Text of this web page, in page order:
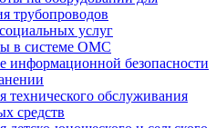
трубопроводов
услуг
в системе ОМС
информационной безопасности
технического обслуживания
средств